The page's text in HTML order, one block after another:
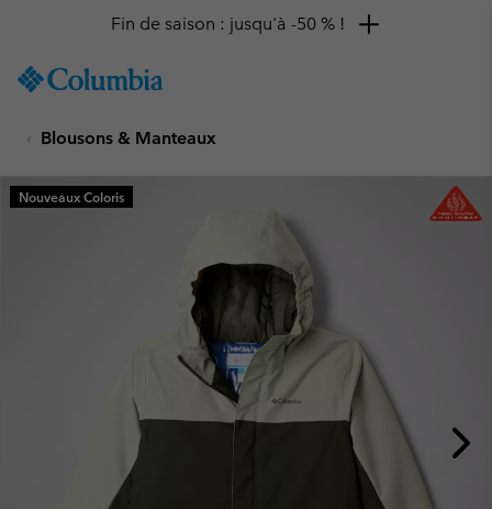
TO
SKIP
MAIN
NAV
Fin de saison : jusqu'à -50 % !
Blousons & Manteaux
Nouveaux Coloris